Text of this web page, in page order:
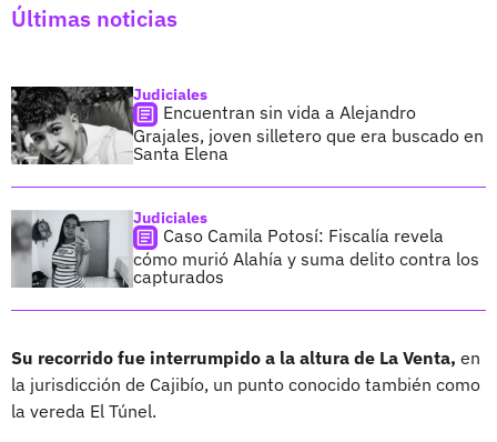
Últimas noticias
Judiciales
Encuentran sin vida a Alejandro
Grajales, joven silletero que era buscado en
Santa Elena
Judiciales
Caso Camila Potosí: Fiscalía revela
cómo murió Alahía y suma delito contra los
capturados
Su recorrido fue interrumpido a la altura de La Venta, en
la jurisdicción de Cajibío, un punto conocido también como
la vereda El Túnel.